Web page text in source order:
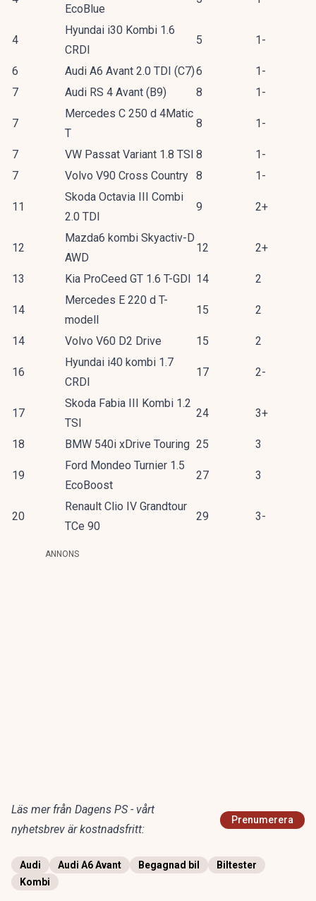
EcoBlue
4
Hyundai i30 Kombi 1.6
CRDI
5 1-
6 Audi A6 Avant 2.0 TDI (C7)6
1-
7
Audi RS 4 Avant (B9) 8 1-
7
Mercedes C 250 d 4Matic
T
8 1-
7 VW Passat Variant 1.8 TSI 8
1-
7
Volvo V90 Cross Country 8 1-
11
Skoda Octavia III Combi
2.0 TDI
9 2+
12
Mazda6 kombi Skyactiv-D
AWD
12 2+
13 Kia ProCeed GT 1.6 T-GDI 14 2
14
Mercedes E 220 d T-
modell
15 2
14 Volvo V60 D2 Drive 15 2
16
Hyundai i40 kombi 1.7
CRDI
17 2-
17
Skoda Fabia III Kombi 1.2
TSI
24 3+
18 BMW 540i xDrive Touring 25 3
19
Ford Mondeo Turnier 1.5
EcoBoost
27 3
20
Renault Clio IV Grandtour
TCe 90
29 3-
ANNONS
Läs mer från Dagens PS - vårt
nyhetsbrev är kostnadsfritt:
Prenumerera
Audi Audi A6 Avant Begagnad bil
Biltester
Kombi